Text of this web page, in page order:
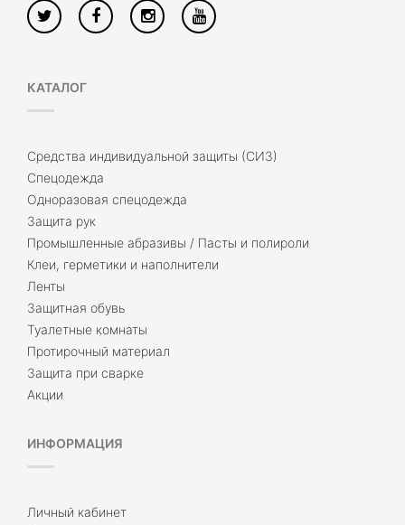
КАТАЛОГ
Средства индивидуальной защиты (СИЗ)
Спецодежда
Одноразовая спецодежда
Защита рук
Промышленные абразивы / Пасты и полироли
Клеи, герметики и наполнители
Ленты
Защитная обувь
Туалетные комнаты
Протирочный материал
Защита при сварке
Акции
ИНФОРМАЦИЯ
Личный кабинет